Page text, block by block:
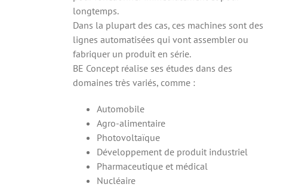
longtemps.
Dans la plupart des cas, ces machines sont des
lignes automatisées qui vont assembler ou
fabriquer un produit en série.
BE Concept réalise ses études dans des
domaines très variés, comme :
Automobile
Agro-alimentaire
Photovoltaïque
Développement de produit industriel
Pharmaceutique et médical
Nucléaire